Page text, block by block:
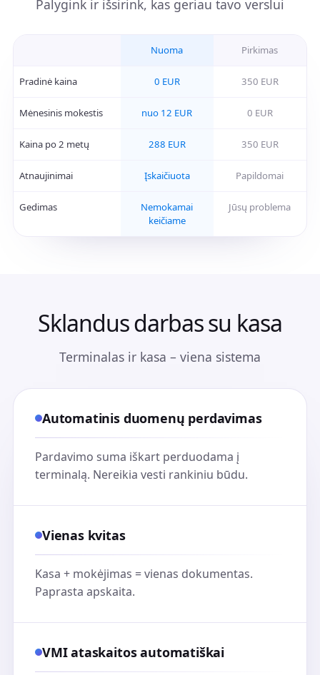
Palygink ir išsirink, kas geriau tavo verslui
Nuoma Pirkimas
Pradinė kaina 0 EUR 350 EUR
Mėnesinis mokestis nuo 12 EUR 0 EUR
Kaina po 2 metų 288 EUR 350 EUR
Atnaujinimai Įskaičiuota Papildomai
Gedimas
Nemokamai
keičiame
Jūsų problema
Sklandus darbas su kasa
Terminalas ir kasa – viena sistema
Automatinis duomenų perdavimas
Pardavimo suma iškart perduodama į
terminalą. Nereikia vesti rankiniu būdu.
Vienas kvitas
Kasa + mokėjimas = vienas dokumentas.
Paprasta apskaita.
VMI ataskaitos automatiškai